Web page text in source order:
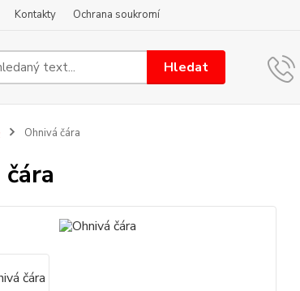
Kontakty Ochrana soukromí
Hledat
Ohnivá čára